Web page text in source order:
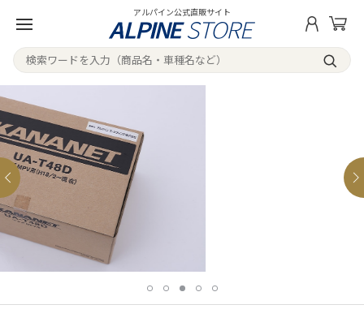
アルパイン公式直販サイト